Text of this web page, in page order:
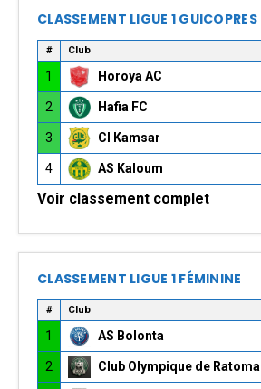
CLASSEMENT LIGUE 1 GUICOPRES
# Club
1 Horoya AC
2 Hafia FC
3 CI Kamsar
4 AS Kaloum
Voir classement complet
CLASSEMENT LIGUE 1 FÉMININE
# Club
1 AS Bolonta
2 Club Olympique de Ratoma